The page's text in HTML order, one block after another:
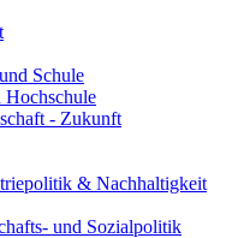
Schule
- Zukunft
& Nachhaltigkeit
und Sozialpolitik